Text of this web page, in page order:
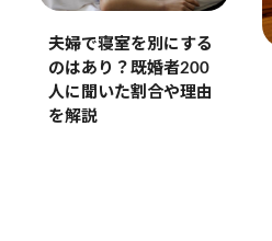
夫婦で寝室を別にする
のはあり？既婚者200
人に聞いた割合や理由
を解説